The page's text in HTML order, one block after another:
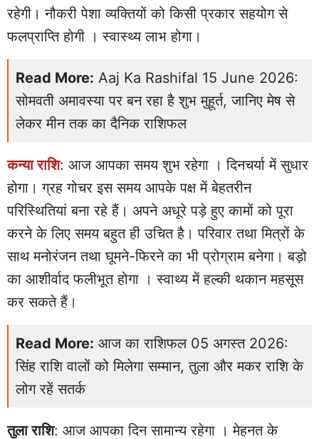
रहेगी। नौकरी पेशा व्यक्तियों को किसी प्रकार सहयोग से
फलप्राप्ति होगी । स्वास्थ्य लाभ होगा।
Read More: Aaj Ka Rashifal 15 June 2026:
सोमवती अमावस्या पर बन रहा है शुभ मुहूर्त, जानिए मेष से
लेकर मीन तक का दैनिक राशिफल
कन्या राशि: आज आपका समय शुभ रहेगा । दिनचर्या में सुधार
होगा। ग्रह गोचर इस समय आपके पक्ष में बेहतरीन
परिस्थितियां बना रहे हैं। अपने अधूरे पड़े हुए कामों को पूरा
करने के लिए समय बहुत ही उचित है। परिवार तथा मित्रों के
साथ मनोरंजन तथा घूमने-फिरने का भी प्रोग्राम बनेगा। बड़ो
का आशीर्वाद फलीभूत होगा । स्वाथ्य में हल्की थकान महसूस
कर सकते हैं।
Read More: आज का राशिफल 05 अगस्त 2026:
सिंह राशि वालों को मिलेगा सम्मान, तुला और मकर राशि के
लोग रहें सतर्क
तुला राशि: आज आपका दिन सामान्य रहेगा । मेहनत के